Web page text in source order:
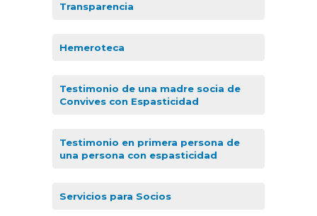
Transparencia
Hemeroteca
Testimonio de una madre socia de
Convives con Espasticidad
Testimonio en primera persona de
una persona con espasticidad
Servicios para Socios